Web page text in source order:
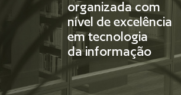
organizada com
nível de excelência
em tecnologia
da informação